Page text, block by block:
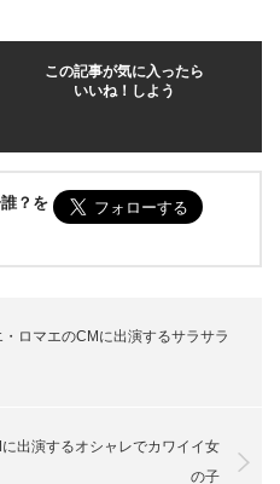
この記事が気に入ったら
いいね！しよう
？を
ロマエのCMに出演するサラサラ
出演するオシャレでカワイイ女
の子